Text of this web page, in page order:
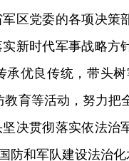
区党委的各项决策
新时代军事战略方
优良传统，带头树
育等活动，努力把
决贯彻落实依法治
防和军队建设法治化